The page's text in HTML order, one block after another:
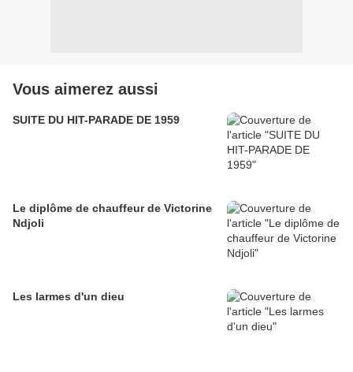
Vous aimerez aussi
SUITE DU HIT-PARADE DE 1959
Le diplôme de chauffeur de Victorine
Ndjoli
Les larmes d'un dieu